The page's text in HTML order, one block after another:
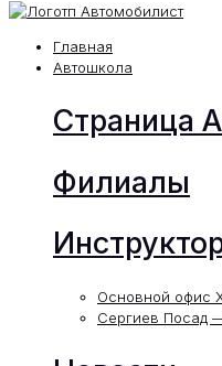
Главная
Автошкола
Страница
Филиалы
Основной офис
Сергиев Посад